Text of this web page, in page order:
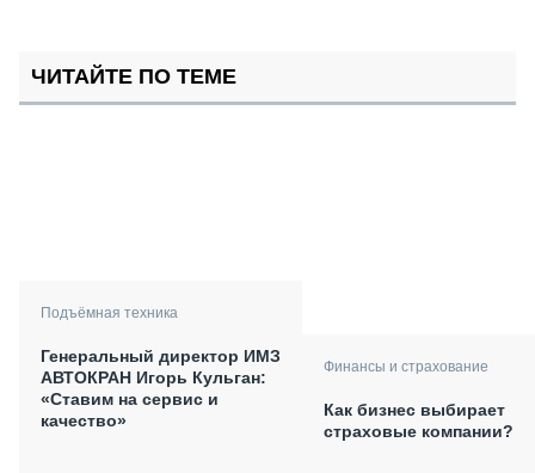
ЧИТАЙТЕ ПО ТЕМЕ
Подъёмная техника
Генеральный директор ИМЗ
АВТОКРАН Игорь Кульган:
«Ставим на сервис и
качество»
Финансы и страхование
Как бизнес выбирает
страховые компании?